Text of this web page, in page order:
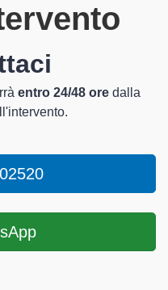
entro 24/48 ore dalla